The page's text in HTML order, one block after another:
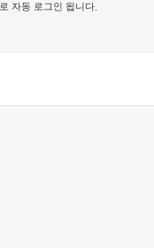
자동 로그인 됩니다